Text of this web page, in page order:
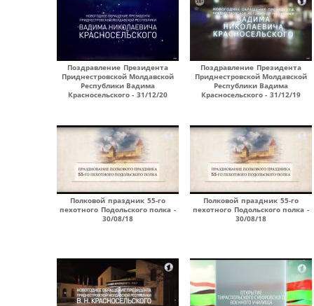
Поздравление Президента
Приднестровской Молдавской
Республики Вадима
Красносельского - 31/12/20
Поздравление Президента
Приднестровской Молдавской
Республики Вадима
Красносельского - 31/12/19
Полковой праздник 55-го
пехотного Подольского полка -
30/08/18
Полковой праздник 55-го
пехотного Подольского полка -
30/08/18